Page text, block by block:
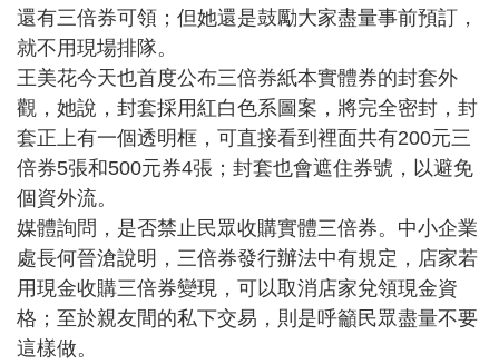
還有三倍券可領；但她還是鼓勵大家盡量事前預訂，
就不用現場排隊。
王美花今天也首度公布三倍券紙本實體券的封套外
觀，她說，封套採用紅白色系圖案，將完全密封，封
套正上有一個透明框，可直接看到裡面共有200元三
倍券5張和500元券4張；封套也會遮住券號，以避免
個資外流。
媒體詢問，是否禁止民眾收購實體三倍券。中小企業
處長何晉滄說明，三倍券發行辦法中有規定，店家若
用現金收購三倍券變現，可以取消店家兌領現金資
格；至於親友間的私下交易，則是呼籲民眾盡量不要
這樣做。